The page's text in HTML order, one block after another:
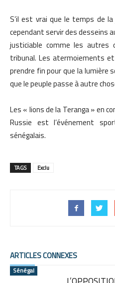
S’il est vrai que le temps de
cependant servir des desseins
justiciable comme les autres
tribunal. Les atermoiements
prendre fin pour que la
que le peuple passe à autre
Les « lions de la Teranga » en
Russie est l’événement
sénégalais.
TAGS Exclu
ARTICLES CONNEXES
Sénégal